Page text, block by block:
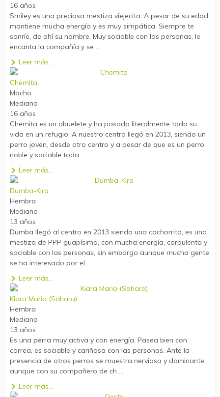
16 años
Smiley es una preciosa mestiza viejecita. A pesar de su edad
mantiene mucha energía y es muy simpática. Siempre te
sonríe, de ahí su nombre. Muy sociable con las personas, le
encanta la compañía y se ...
Leer más...
Chemita
Macho
Mediano
16 años
Chemita es un abuelete y ha pasado literalmente toda su
vida en un refugio. A nuestro centro llegó en 2013, siendo un
perro joven, desde otro centro y a pesar de que es un perro
noble y sociable toda ...
Leer más...
Dumba-Kira
Hembra
Mediano
13 años
Dumba llegó al centro en 2013 siendo una cachorrita, es una
mestiza de PPP guapísima, con mucha energía, corpulenta y
sociable con las personas, sin embargo aunque mucha gente
se ha interesado por el ...
Leer más...
Kiara Mario (Sahara)
Hembra
Mediano
13 años
Es una perra muy activa y con energía. Pasea bien con
correa, es sociable y cariñosa con las personas. Ante la
presencia de otros perros se muestra nerviosa y dominante,
aunque con su compañero de ch ...
Leer más...